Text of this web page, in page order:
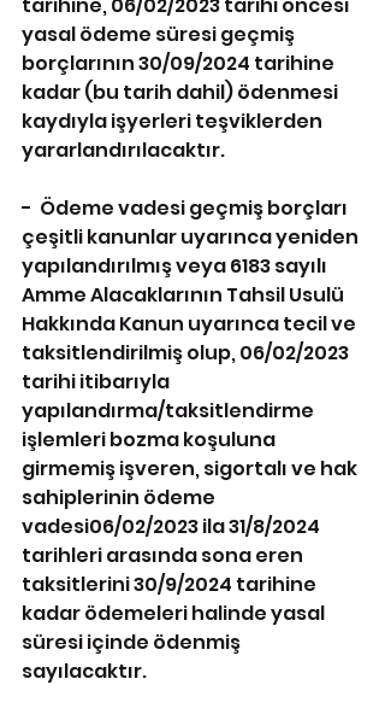
yasal ödeme süresi geçmiş
borçlarının 30/09/2024 tarihine
kadar (bu tarih dahil) ödenmesi
kaydıyla işyerleri teşviklerden
yararlandırılacaktır.
-  Ödeme vadesi geçmiş borçları
çeşitli kanunlar uyarınca yeniden
yapılandırılmış veya 6183 sayılı
Amme Alacaklarının Tahsil Usulü
Hakkında Kanun uyarınca tecil ve
taksitlendirilmiş olup, 06/02/2023
tarihi itibarıyla
yapılandırma/taksitlendirme
işlemleri bozma koşuluna
girmemiş işveren, sigortalı ve hak
sahiplerinin ödeme
vadesi06/02/2023 ila 31/8/2024
tarihleri arasında sona eren
taksitlerini 30/9/2024 tarihine
kadar ödemeleri halinde yasal
süresi içinde ödenmiş
sayılacaktır.